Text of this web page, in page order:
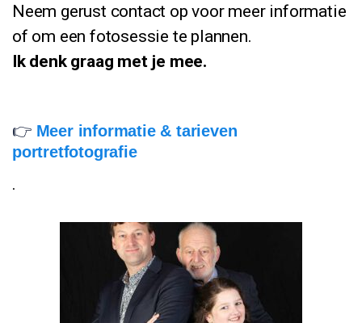
Neem gerust contact op voor meer informatie
of om een fotosessie te plannen.
Ik denk graag met je mee.
👉 Meer informatie & tarieven
portretfotografie
.